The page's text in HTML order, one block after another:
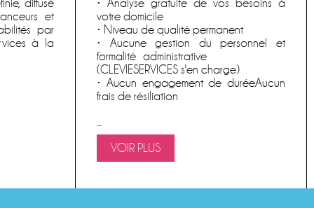
diffusé
et
par
à la
• Analyse gratuite de vos besoins à
votre domicile
• Niveau de qualité permanent
• Aucune gestion du personnel et
formalité administrative
(CLEVIESERVICES s'en charge)
• Aucun engagement de duréeAucun
frais de résiliation
...
VOIR PLUS